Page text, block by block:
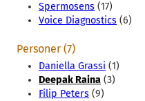
Spermosens (17)
Voice Diagnostics (6)
Personer (7)
Daniella Grassi (1)
Deepak Raina (3)
Filip Peters (9)